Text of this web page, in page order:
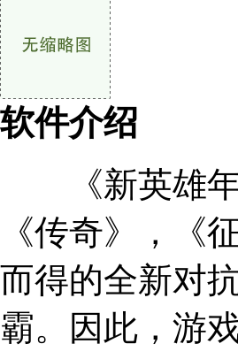
软件介绍
《新英雄年
《传奇》，《
而得的全新对
霸。因此，游